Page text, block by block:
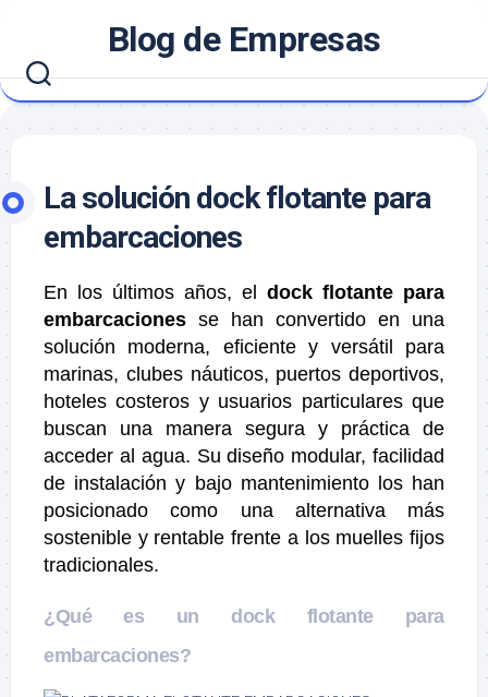
contenido
Blog de Empresas
La solución dock flotante para
embarcaciones
En los últimos años, el dock flotante para
embarcaciones se han convertido en una
solución moderna, eficiente y versátil para
marinas, clubes náuticos, puertos deportivos,
hoteles costeros y usuarios particulares que
buscan una manera segura y práctica de
acceder al agua. Su diseño modular, facilidad
de instalación y bajo mantenimiento los han
posicionado como una alternativa más
sostenible y rentable frente a los muelles fijos
tradicionales.
¿Qué es un dock flotante para
embarcaciones?